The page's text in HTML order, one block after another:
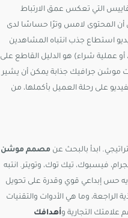
التي تعكس عمق الارتباط
المحتوى لامس وترًا حساسًا لدى
استطاع جذب انتباه المشاهدين
أو عملية شراء) هو الدليل القاطع على
موشن جرافيك جذابة يمكن أن يشير
على رحلة العميل بأكملها، من
ابدأ بالبحث عن مصمم موشن
فيسبوك، تيك توك، وتويتر. انتبه
حس إبداعي قوي وقدرة على تحويل
وما هي الأدوات والتقنيات
التجارية وأهدافك